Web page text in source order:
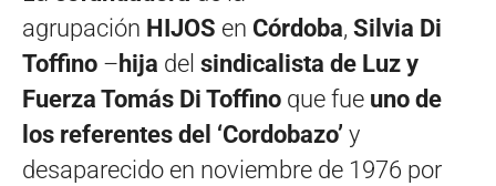
agrupación HIJOS en Córdoba, Silvia Di
Toffino – hija del sindicalista de Luz y
Fuerza Tomás Di Toffino que fue uno de
los referentes del ‘Cordobazo’ y
desaparecido en noviembre de 1976 por